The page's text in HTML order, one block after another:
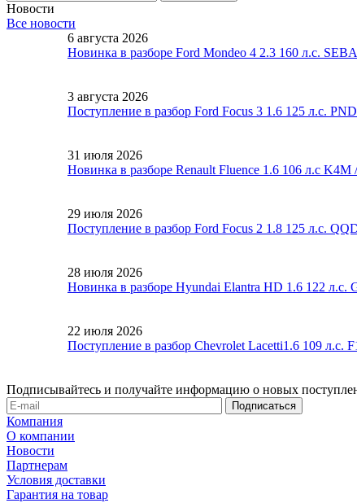
Новости
Все новости
6 августа 2026
Новинка в разборе Ford Mondeo 4 2.3 160 л.с.
3 августа 2026
Поступление в разбор Ford Focus 3 1.6 125 л.с.
31 июля 2026
Новинка в разборе Renault Fluence 1.6 106 л.с
29 июля 2026
Поступление в разбор Ford Focus 2 1.8 125 л.с.
28 июля 2026
Новинка в разборе Hyundai Elantra HD 1.6 122
22 июля 2026
Поступление в разбор Chevrolet Lacetti1.6 109
Подписывайтесь и получайте информацию о новых
Компания
О компании
Новости
Партнерам
Условия доставки
Гарантия на товар